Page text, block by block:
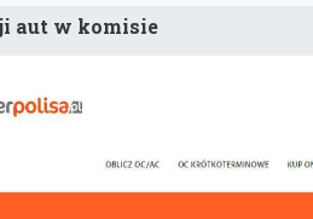
aut w komisie